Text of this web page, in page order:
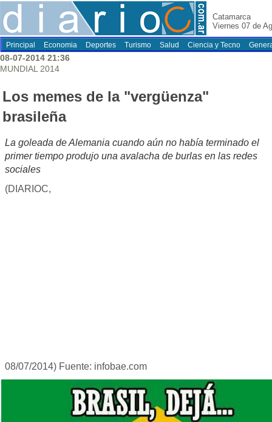
Catamarca
Viernes 07 de
Principal Economia Deportes Turismo Salud Ciencia y Tecno
08-07-2014 21:36
MUNDIAL 2014
Los memes de la "vergüenza"
brasileña
La goleada de Alemania cuando aún no había terminado el
primer tiempo produjo una avalacha de burlas en las redes
sociales
(DIARIOC,
08/07/2014) Fuente: infobae.com